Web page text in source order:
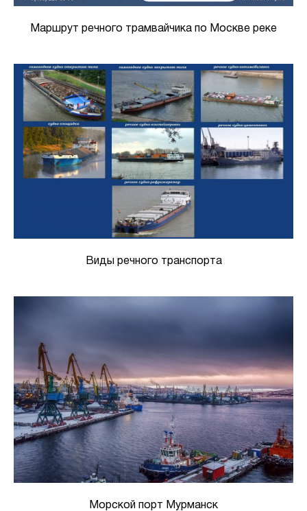
Маршрут речного трамвайчика по Москве реке
Виды речного транспорта
Морской порт Мурманск